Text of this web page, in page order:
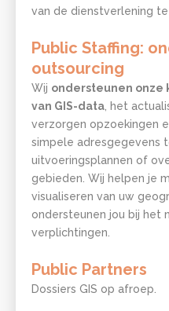
van de dienstverlening te
Public Staffing:
outsourcing
Wij ondersteunen onze
van GIS-data , het
verzorgen opzoekingen
simpele adresgegevens
uitvoeringsplannen of
gebieden. Wij helpen je
visualiseren van uw
ondersteunen jou bij het
verplichtingen.
Public Partners
Dossiers GIS op afroep.
Lorem
Lorem ipsum dolor sit
adipiscing elit, sed do
ut labore et dolore
laboris nisi ut aliquip ex